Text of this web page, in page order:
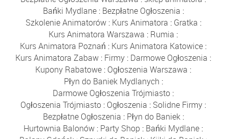
Bańki Mydlane: Bezpłatne Ogłoszenia :
Szkolenie Animatorów: Kurs Animatora : Gratka :
Kurs Animatora Warszawa : Rumia :
Kurs Animatora Poznań : Kurs Animatora Katowice :
Kurs Animatora Zabaw : Firmy : Darmowe Ogłoszenia :
Kupony Rabatowe : Ogłoszenia Warszawa :
Płyn do Baniek Mydlanych :
Darmowe Ogłoszenia Trójmiasto :
Ogłoszenia Trójmiasto : Ogłoszenia : Solidne Firmy :
Bezpłatne Ogłoszenia : Płyn do Baniek:
Hurtownia Balonów : Party Shop : Bańki Mydlane :